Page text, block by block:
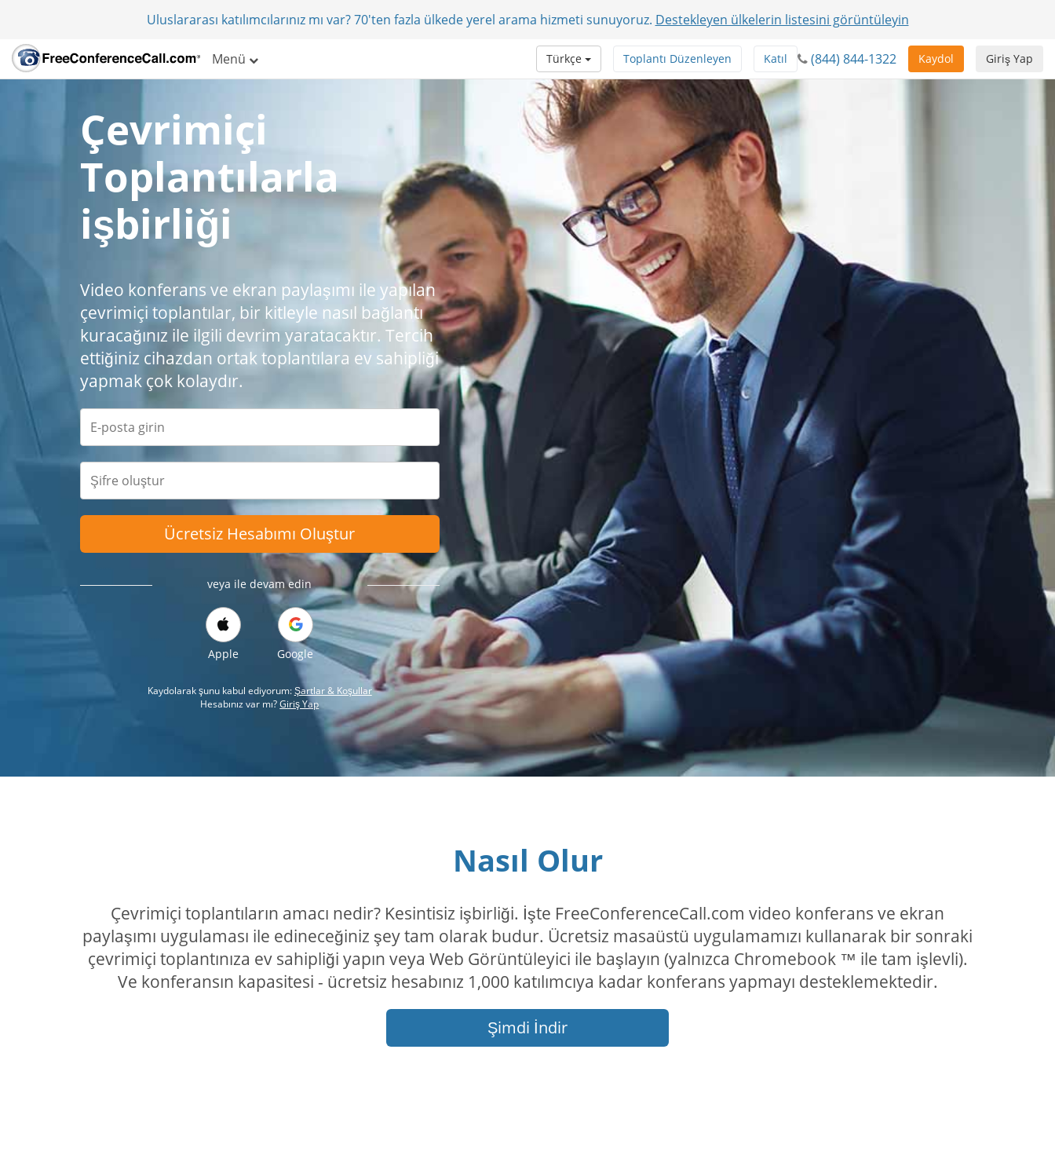
Uluslararası katılımcılarınız mı var? 70'ten fazla ülkede yerel arama hizmeti sunuyoruz. Destekleyen ülkelerin listesini görüntüleyin
Menü Giriş Yap
Kaydol
(844) 844-1322
Katıl
Toplantı Düzenleyen
Türkçe
Çevrimiçi
Toplantılarla
işbirliği
Video konferans ve ekran paylaşımı ile yapılan
çevrimiçi toplantılar, bir kitleyle nasıl bağlantı
kuracağınız ile ilgili devrim yaratacaktır. Tercih
ettiğiniz cihazdan ortak toplantılara ev sahipliği
yapmak çok kolaydır.
Ücretsiz Hesabımı Oluştur
veya ile devam edin
Apple Google
Kaydolarak şunu kabul ediyorum:Şartlar & Koşullar
Hesabınız var mı?Giriş Yap
Nasıl Olur
Çevrimiçi toplantıların amacı nedir? Kesintisiz işbirliği. İşte FreeConferenceCall.com video konferans ve ekran
paylaşımı uygulaması ile edineceğiniz şey tam olarak budur. Ücretsiz masaüstü uygulamamızı kullanarak bir sonraki
çevrimiçi toplantınıza ev sahipliği yapın veya Web Görüntüleyici ile başlayın (yalnızca Chromebook ™ ile tam işlevli).
Ve konferansın kapasitesi - ücretsiz hesabınız 1,000 katılımcıya kadar konferans yapmayı desteklemektedir.
Şimdi İndir